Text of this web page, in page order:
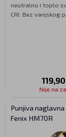
neutralno i toplo
CRI. Bez vanjskog
Nije na
Punjiva
Fenix HM70R